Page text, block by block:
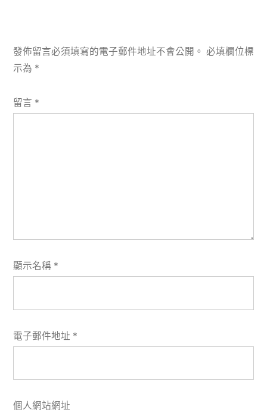
發佈留言必須填寫的電子郵件地址不會公開。 必填欄位標
示為 *
留言 *
顯示名稱 *
電子郵件地址 *
個人網站網址